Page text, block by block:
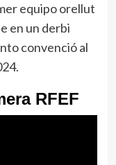
equipo orellut
en un derbi
convenció al
RFEF